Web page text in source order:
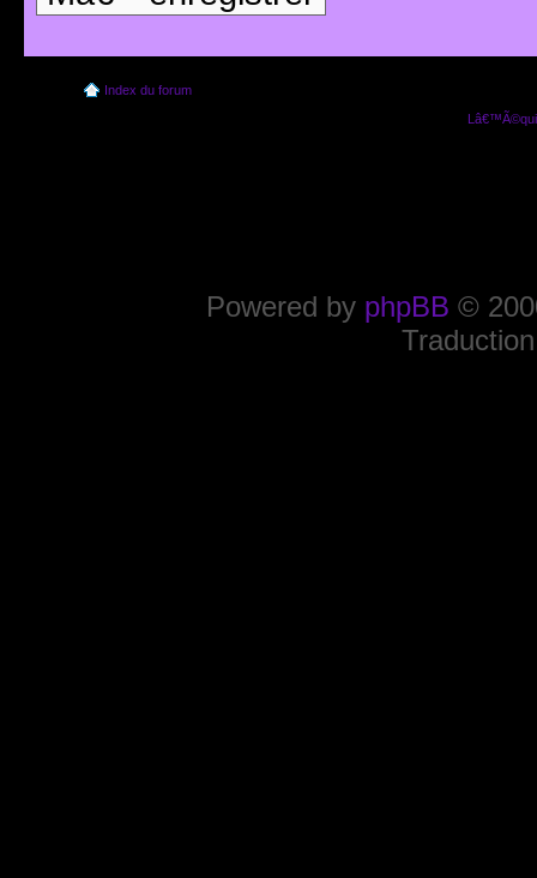
Index du forum
Powered by phpBB ©